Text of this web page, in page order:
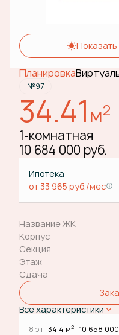
Планировка
№97
34.41м2
1-комнатная
10 684 000 руб.
Ипотека
от 33 965 руб./мес
Название ЖК
Корпус
Секция
Этаж
Сдача
Все характеристики
8 эт. 34.4 м2 10 658